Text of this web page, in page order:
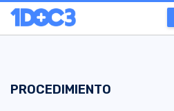
PROCEDIMIENTO